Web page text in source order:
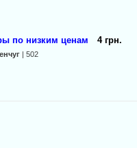
по низким ценам 4 грн.
| 502